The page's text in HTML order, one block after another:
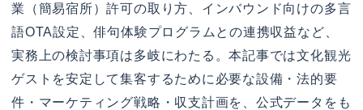
業（簡易宿所）許可の取り方、インバウンド向けの多言
語OTA設定、俳句体験プログラムとの連携収益など、
実務上の検討事項は多岐にわたる。本記事では文化観光
ゲストを安定して集客するために必要な設備・法的要
件・マーケティング戦略・収支計画を、公式データをも